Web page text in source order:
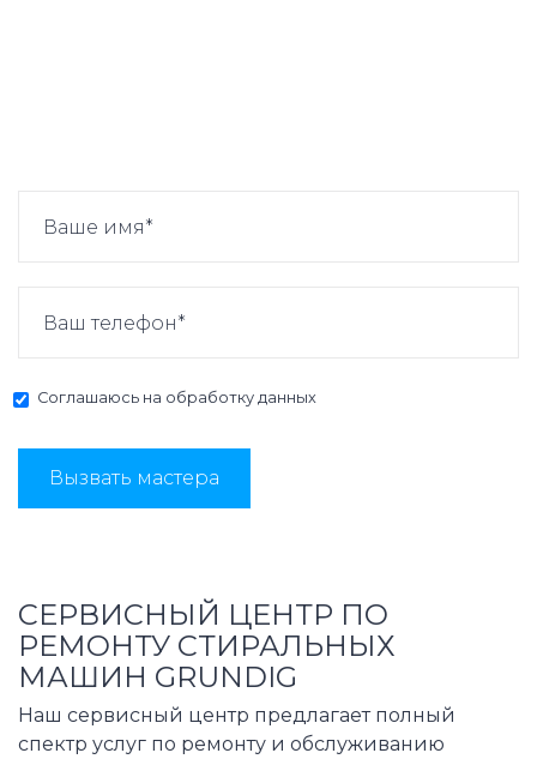
Соглашаюсь на обработку данных
Вызвать мастера
СЕРВИСНЫЙ ЦЕНТР ПО
РЕМОНТУ СТИРАЛЬНЫХ
МАШИН GRUNDIG
Наш сервисный центр предлагает полный
спектр услуг по ремонту и обслуживанию